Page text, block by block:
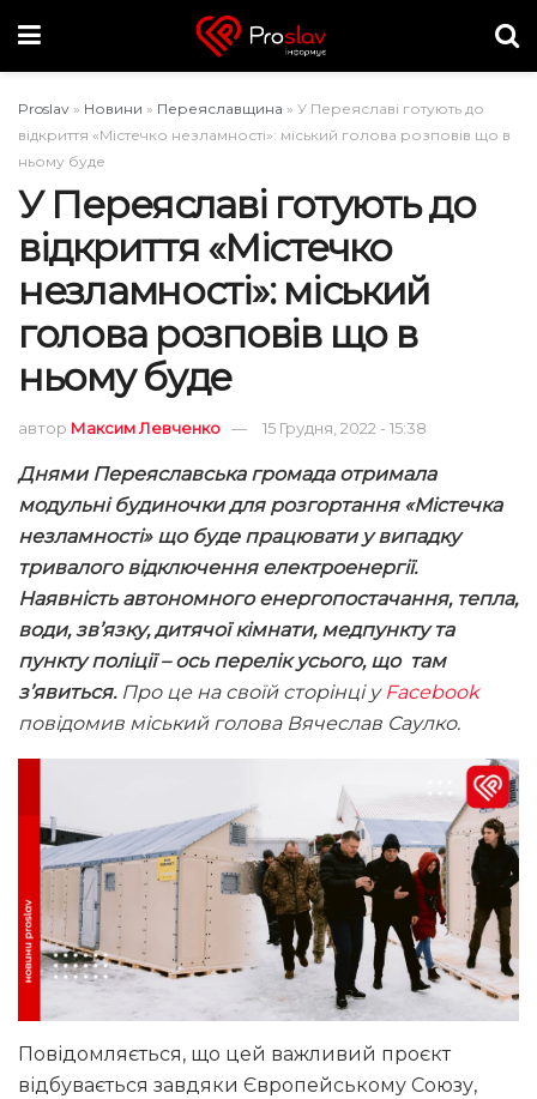
Proslav » Новини » Переяславщина » У Переяславі готують до
відкриття «Містечко незламності»: міський голова розповів що в
ньому буде
У Переяславі готують до
відкриття «Містечко
незламності»: міський
голова розповів що в
ньому буде
автор Максим Левченко 15 Грудня, 2022 - 15:38
Днями Переяславська громада отримала
модульні будиночки для розгортання «Містечка
незламності» що буде працювати у випадку
тривалого відключення електроенергії.
Наявність автономного енергопостачання, тепла,
води, зв’язку, дитячої кімнати, медпункту та
пункту поліції – ось перелік усього, що там
з’явиться. Про це на своїй сторінці у Facebook
повідомив міський голова Вячеслав Саулко.
Повідомляється, що цей важливий проєкт
відбувається завдяки Європейському Союзу,